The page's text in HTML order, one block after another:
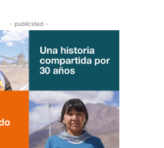
- publicidad -